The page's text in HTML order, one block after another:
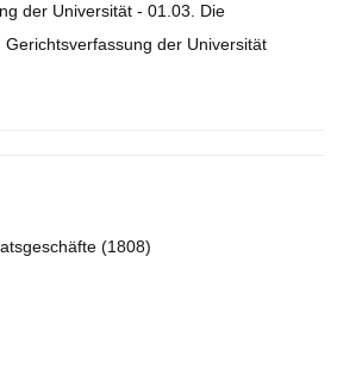
der Universität - 01.03. Die
der Universität
(1808)